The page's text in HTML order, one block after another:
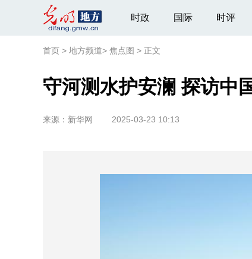
时政 国际 时评
首页 > 地方频道> 焦点图 > 正文
守河测水护安澜 探访中
来源： 新华网 2025-03-23 10:13